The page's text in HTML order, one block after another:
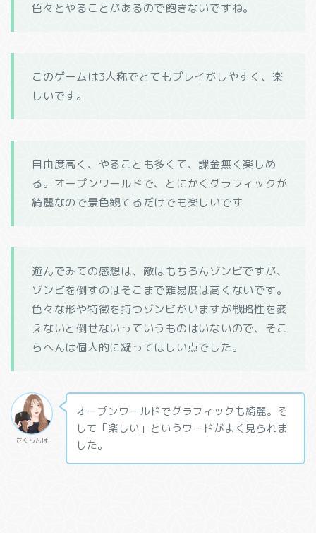
色々とやることがあるので飽きないですね。
このゲームは3人称でとてもプレイがしやすく、楽
しいです。
自由度高く、やることも多くて、課金無く楽しめ
る。オープンワールドで、とにかくグラフィックが
綺麗なので景色観てるだけでも楽しいです
遊んでみての感想は、敵はもちろんゾンビですが、
ゾンビを倒すのはそこまで難易度は高くないです。
色々な形や特徴を持つゾンビがいますが戦略性を変
えないと倒せないっていうものはいないので、そこ
らへんは個人的に凝ってほしい点でした。
さくらんぼ
オープンワールドでグラフィックも綺麗。そ
して「楽しい」というワードがよく見られま
した。